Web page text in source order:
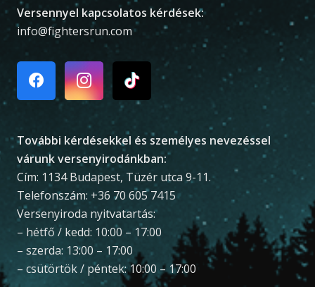
Versennyel kapcsolatos kérdések:
info@fightersrun.com
További kérdésekkel és személyes nevezéssel
várunk versenyirodánkban:
Cím: 1134 Budapest, Tüzér utca 9-11.
Telefonszám: +36 70 605 7415
Versenyiroda nyitvatartás:
– hétfő / kedd: 10:00 – 17:00
– szerda: 13:00 – 17:00
– csütörtök / péntek: 10:00 – 17:00